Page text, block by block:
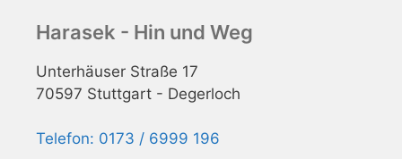
Harasek - Hin und Weg
Unterhäuser Straße 17
70597 Stuttgart - Degerloch
Telefon: 0173 / 6999 196